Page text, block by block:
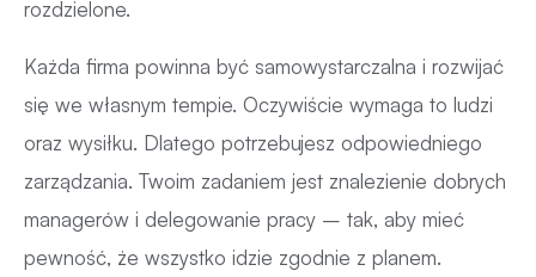
rozdzielone.
Każda firma powinna być samowystarczalna i rozwijać
się we własnym tempie. Oczywiście wymaga to ludzi
oraz wysiłku. Dlatego potrzebujesz odpowiedniego
zarządzania. Twoim zadaniem jest znalezienie dobrych
managerów i delegowanie pracy – tak, aby mieć
pewność, że wszystko idzie zgodnie z planem.